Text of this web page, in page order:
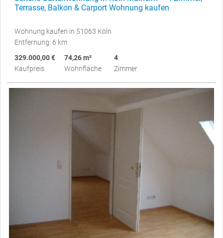
Terrasse, Balkon & Carport Wohnung kaufen
Wohnung kaufen in 51063 Köln
Entfernung: 6 km
329.000,00 €
Kaufpreis
74,26 m²
Wohnfläche
4
Zimmer